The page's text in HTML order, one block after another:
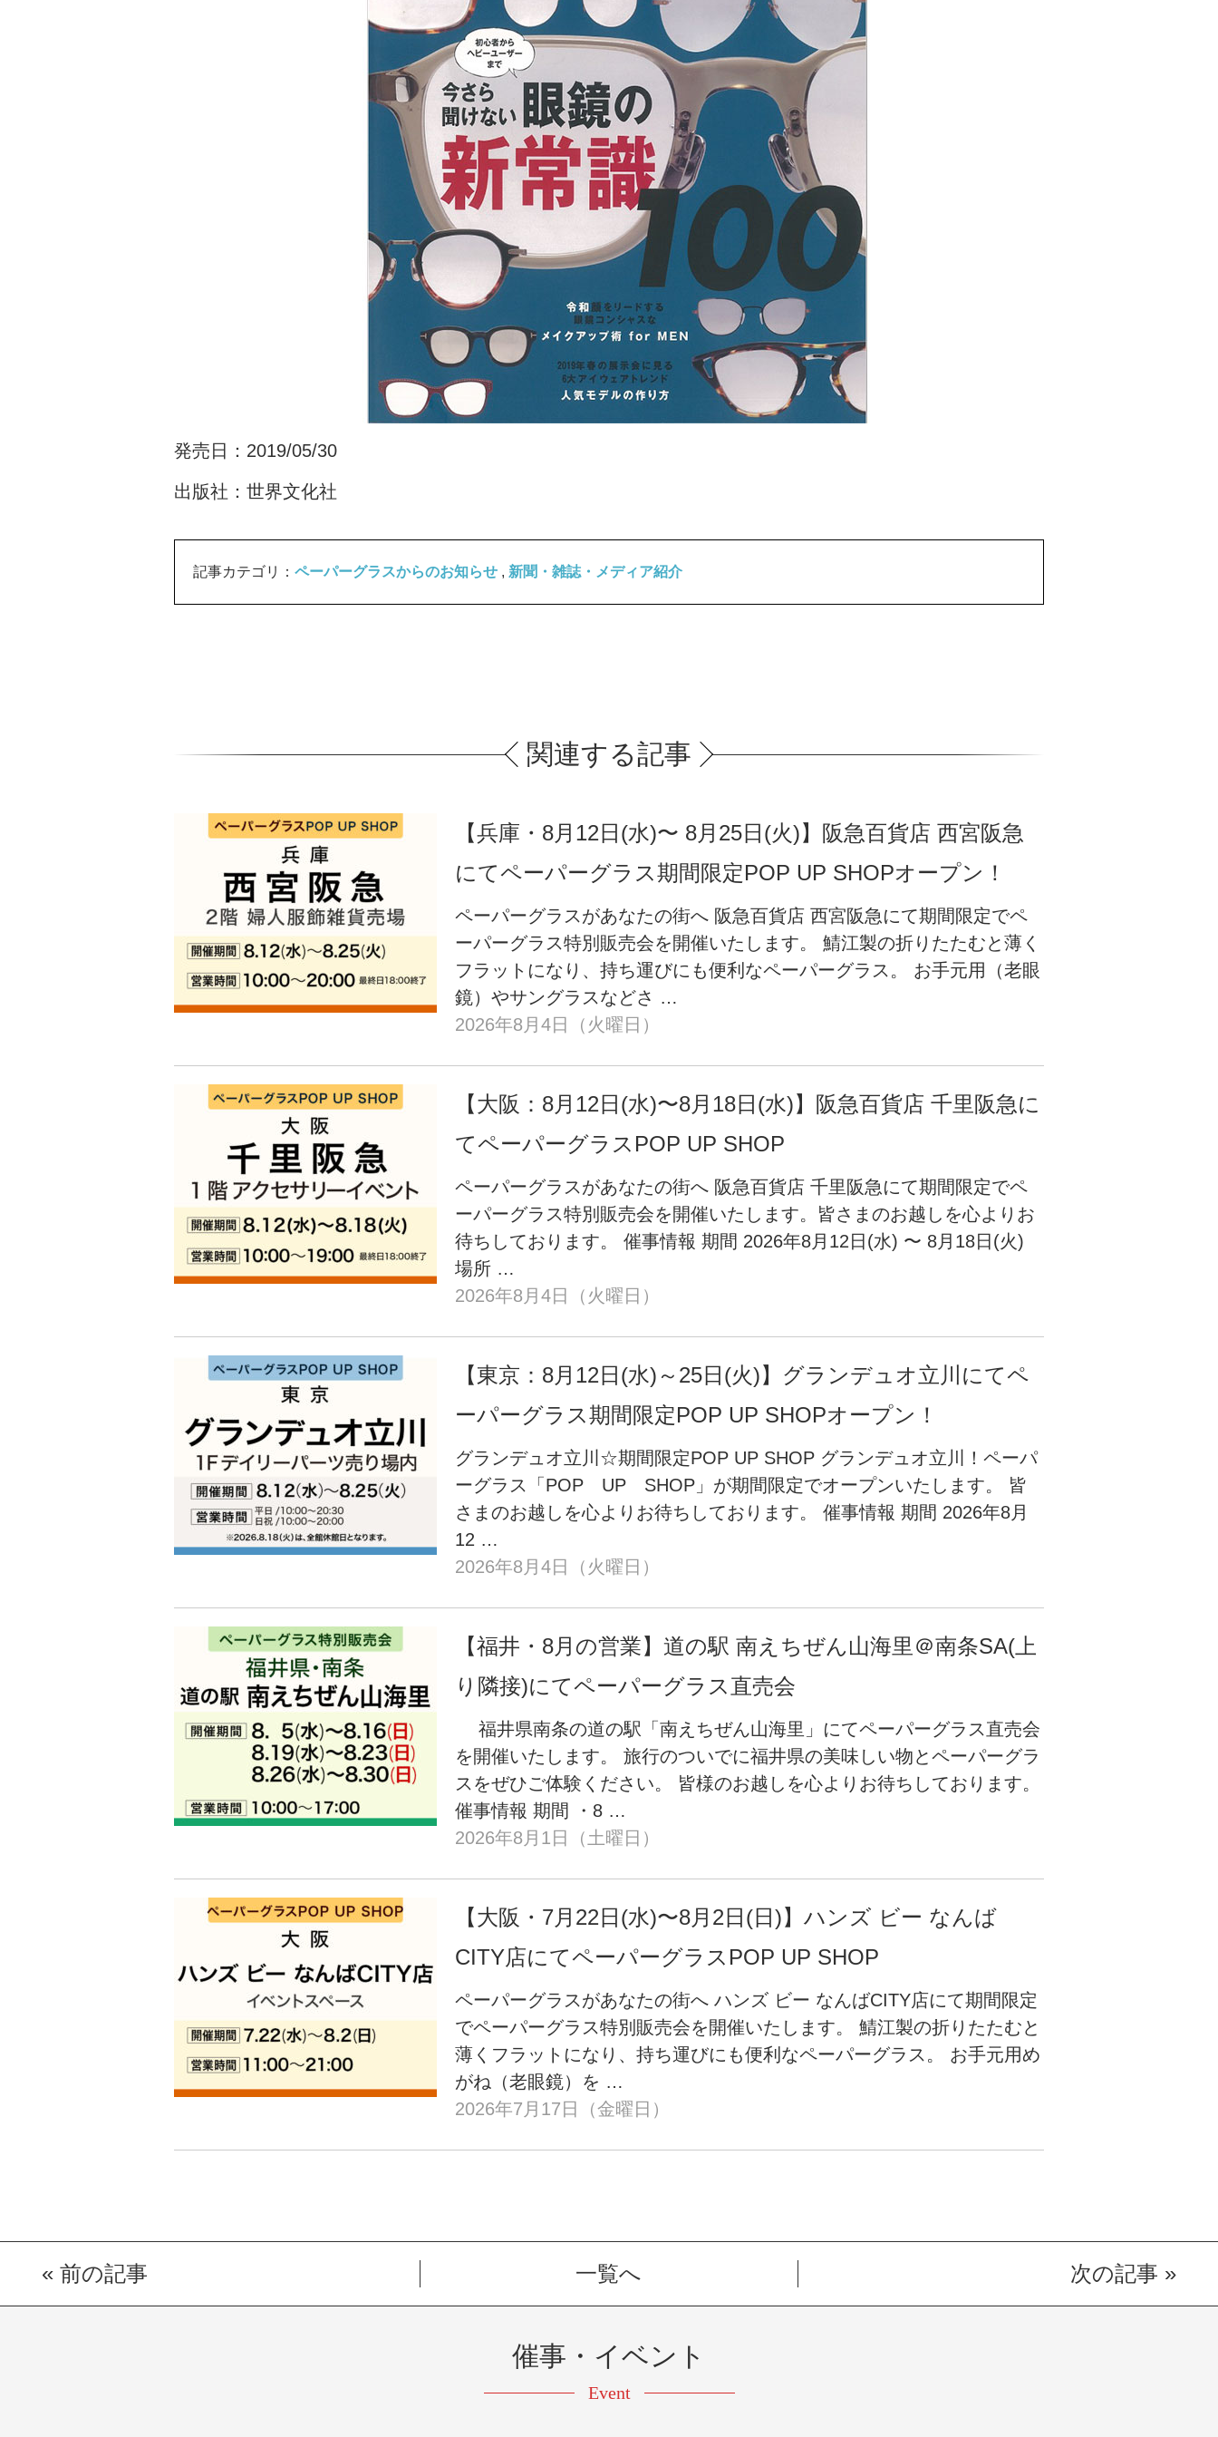
発売日：2019/05/30
出版社：世界文化社
記事カテゴリ： ペーパーグラスからのお知らせ , 新聞・雑誌・メディア紹介
関連する記事
【兵庫・8月12日(水)〜 8月25日(火)】阪急百貨店 西宮阪急
にてペーパーグラス期間限定POP UP SHOPオープン！
ペーパーグラスがあなたの街へ 阪急百貨店 西宮阪急にて期間限定でペ
ーパーグラス特別販売会を開催いたします。 鯖江製の折りたたむと薄く
フラットになり、持ち運びにも便利なペーパーグラス。 お手元用（老眼
鏡）やサングラスなどさ …
2026年8月4日（火曜日）
【大阪：8月12日(水)〜8月18日(水)】阪急百貨店 千里阪急に
てペーパーグラスPOP UP SHOP
ペーパーグラスがあなたの街へ 阪急百貨店 千里阪急にて期間限定でペ
ーパーグラス特別販売会を開催いたします。皆さまのお越しを心よりお
待ちしております。 催事情報 期間 2026年8月12日(水) 〜 8月18日(火)
場所 …
2026年8月4日（火曜日）
【東京：8月12日(水)～25日(火)】グランデュオ立川にてペ
ーパーグラス期間限定POP UP SHOPオープン！
グランデュオ立川☆期間限定POP UP SHOP グランデュオ立川！ペーパ
ーグラス「POP UP SHOP」が期間限定でオープンいたします。 皆
さまのお越しを心よりお待ちしております。 催事情報 期間 2026年8月
12 …
2026年8月4日（火曜日）
【福井・8月の営業】道の駅 南えちぜん山海里＠南条SA(上
り隣接)にてペーパーグラス直売会
福井県南条の道の駅「南えちぜん山海里」にてペーパーグラス直売会
を開催いたします。 旅行のついでに福井県の美味しい物とペーパーグラ
スをぜひご体験ください。 皆様のお越しを心よりお待ちしております。
催事情報 期間 ・8 …
2026年8月1日（土曜日）
【大阪・7月22日(水)〜8月2日(日)】ハンズ ビー なんば
CITY店にてペーパーグラスPOP UP SHOP
ペーパーグラスがあなたの街へ ハンズ ビー なんばCITY店にて期間限定
でペーパーグラス特別販売会を開催いたします。 鯖江製の折りたたむと
薄くフラットになり、持ち運びにも便利なペーパーグラス。 お手元用め
がね（老眼鏡）を …
2026年7月17日（金曜日）
«前の記事 一覧へ 次の記事 »
催事・イベント
Event